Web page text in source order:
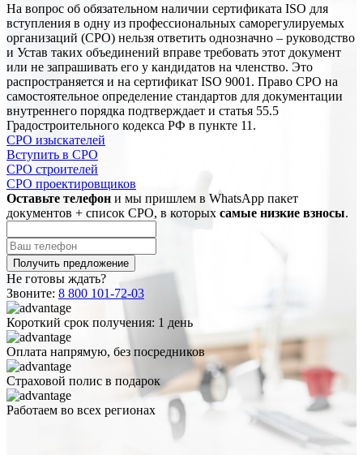
На вопрос об обязательном наличии сертификата ISO для
вступления в одну из профессиональных саморегулируемых
организаций (СРО) нельзя ответить однозначно – руководство
и Устав таких объединений вправе требовать этот документ
или не запрашивать его у кандидатов на членство. Это
распространяется и на сертификат ISO 9001. Право СРО на
самостоятельное определение стандартов для документации
внутреннего порядка подтверждает и статья 55.5
Градостроительного кодекса РФ в пункте 11.
СРО изыскателей
Вступить в СРО
СРО строителей
СРО проектировщиков
Оставьте телефон и мы пришлем в WhatsApp пакет
документов + список СРО, в которых самые низкие взносы.
Не готовы ждать?
Звоните: 8 800 101-72-03
Короткий срок получения: 1 день
Оплата напрямую, без посредников
Страховой полис в подарок
Работаем во всех регионах